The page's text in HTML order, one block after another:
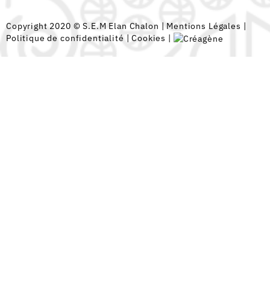
Copyright 2020 © S.E.M Elan Chalon | Mentions Légales |
Politique de confidentialité |Cookies |